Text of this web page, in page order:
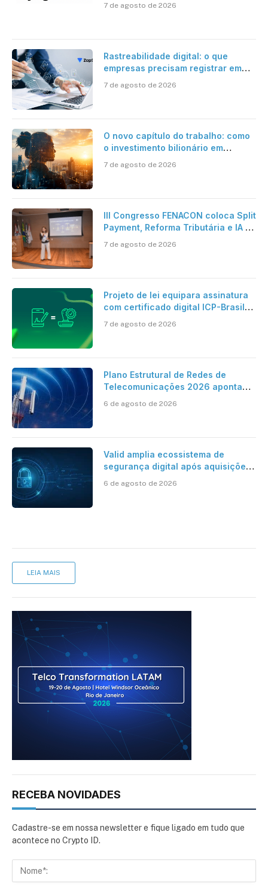
7 de agosto de 2026
Rastreabilidade digital: o que
empresas precisam registrar em
7 de agosto de 2026
O novo capítulo do trabalho: como
o investimento bilionário em
verdadeira era da inteligência
7 de agosto de 2026
III Congresso FENACON coloca Split
Payment, Reforma Tributária e IA no
7 de agosto de 2026
Projeto de lei equipara assinatura
com certificado digital ICP-Brasil
cartório
7 de agosto de 2026
Plano Estrutural de Redes de
Telecomunicações 2026 aponta
mantém desafio
6 de agosto de 2026
Valid amplia ecossistema de
segurança digital após aquisições
6 de agosto de 2026
LEIA MAIS
RECEBA NOVIDADES
Cadastre-se em nossa newsletter e fique ligado em tudo que
acontece no Crypto ID.